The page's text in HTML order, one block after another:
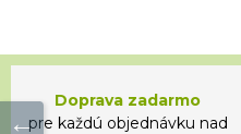
Doprava zadarmo
pre každú objednávku nad